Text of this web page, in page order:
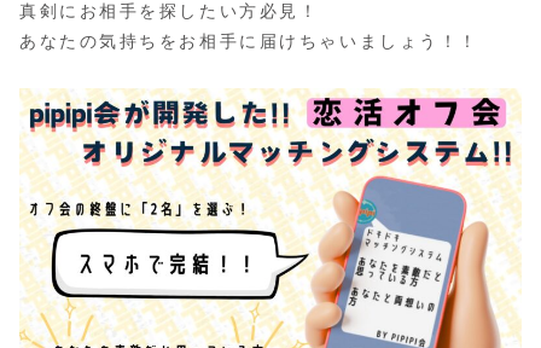
真剣にお相手を探したい方必見！
あなたの気持ちをお相手に届けちゃいましょう！！